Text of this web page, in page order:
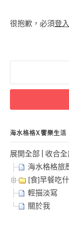
很抱歉，必須登入
關
字:
海水格格X饗樂生活
展開全部
收合全
海水格格旅
[食]早餐吃
輕描淡寫
關於我